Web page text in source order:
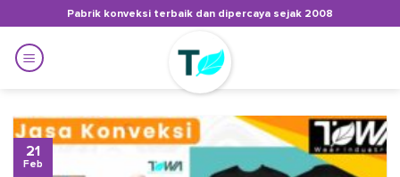
to
content
Pabrik konveksi terbaik dan dipercaya sejak 2008
21
Feb